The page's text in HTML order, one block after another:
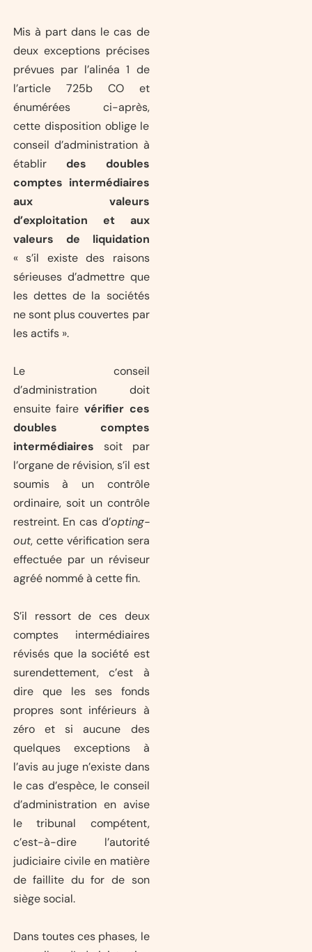
Mis à part dans le cas de
deux exceptions précises
prévues par l’alinéa 1 de
l’article 725b CO et
énumérées ci-après,
cette disposition oblige le
conseil d’administration à
établir des doubles
comptes intermédiaires
aux valeurs
d’exploitation et aux
valeurs de liquidation
« s’il existe des raisons
sérieuses d’admettre que
les dettes de la sociétés
ne sont plus couvertes par
les actifs ».
Le conseil
d’administration doit
ensuite faire vérifier ces
doubles comptes
intermédiaires soit par
l’organe de révision, s’il est
soumis à un contrôle
ordinaire, soit un contrôle
restreint. En cas d’opting-
out, cette vérification sera
effectuée par un réviseur
agréé nommé à cette fin.
S’il ressort de ces deux
comptes intermédiaires
révisés que la société est
surendettement, c’est à
dire que les ses fonds
propres sont inférieurs à
zéro et si aucune des
quelques exceptions à
l’avis au juge n’existe dans
le cas d’espèce, le conseil
d’administration en avise
le tribunal compétent,
c’est-à-dire l’autorité
judiciaire civile en matière
de faillite du for de son
siège social.
Dans toutes ces phases, le